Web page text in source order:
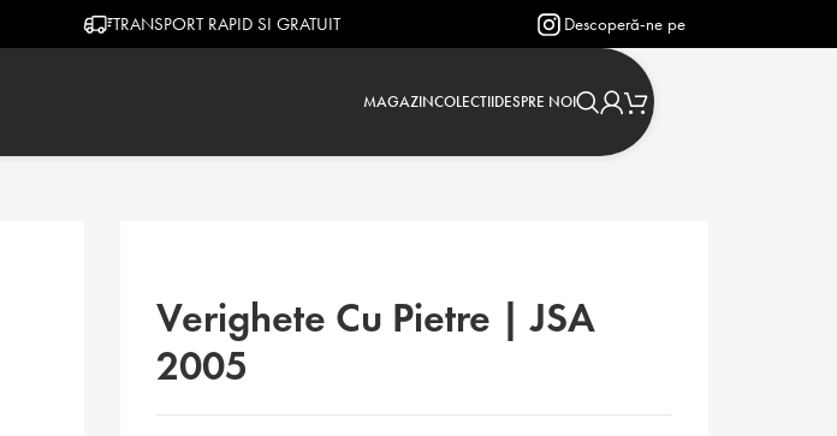
TRANSPORT RAPID SI GRATUIT Descoperă-ne pe Instagram: @verighetejasmin
MAGAZINCOLECTIIDESPRE NOI
Verighete Cu Pietre | JSA
2005